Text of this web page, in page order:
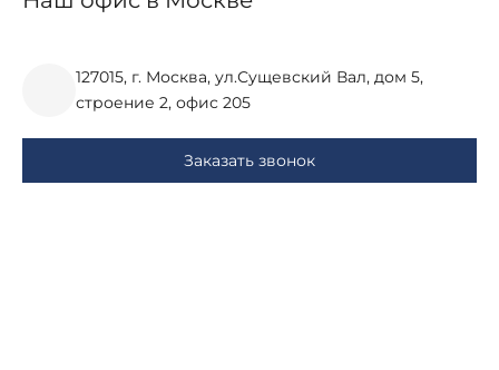
127015, г. Москва, ул.Сущевский Вал, дом 5,
строение 2, офис 205
Заказать звонок